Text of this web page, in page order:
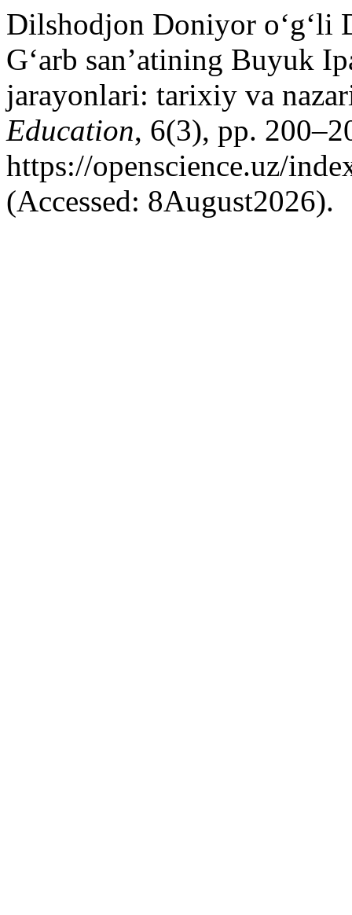
Dilshodjon Doniyor o‘g‘li
G‘arb san’atining Buyuk
jarayonlari: tarixiy va
Education, 6(3), pp.
https://openscience.uz/
(Accessed: 8August2026).